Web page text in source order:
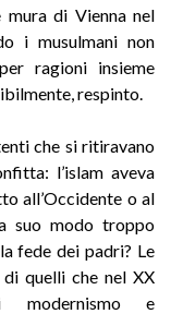
di Vienna nel
i musulmani non
ragioni insieme
respinto.
che si ritiravano
l’islam aveva
all’Occidente o al
suo modo troppo
fede dei padri? Le
quelli che nel XX
modernismo e